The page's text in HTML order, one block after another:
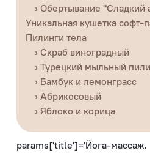
› Обертывание "Сладкий
Уникальная кушетка софт-
Пилинги тела
› Скраб виноградный
› Турецкий мыльный
› Бамбук и лемонграсс
› Абрикосовый
› Яблоко и корица
params['title']='Йога-